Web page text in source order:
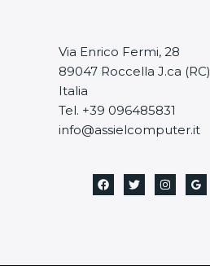
Via Enrico Fermi, 28
89047 Roccella J.ca (RC)
Italia
Tel. +39 096485831
info@assielcomputer.it